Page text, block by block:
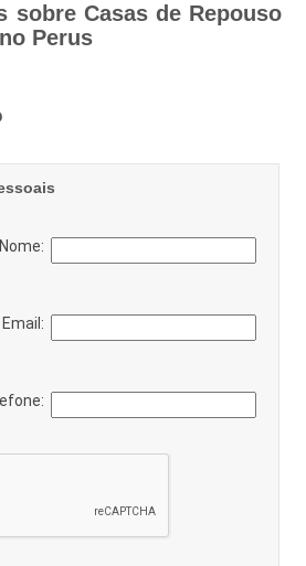
sobre Casas de Repouso
Perus
Nome:
Email: